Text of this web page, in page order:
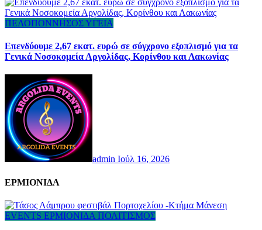
ΠΕΛΟΠΟΝΝΗΣΟΣΥΓΕΙΑ
Επενδύουμε 2,67 εκατ. ευρώ σε σύγχρονο εξοπλισμό για τα
Γενικά Νοσοκομεία Αργολίδας, Κορίνθου και Λακωνίας
admin Ιούλ 16, 2026
ΕΡΜΙΟΝΙΔΑ
EVENTS ΕΡΜΙΟΝΙΔΑ ΠΟΛΙΤΙΣΜΟΣ